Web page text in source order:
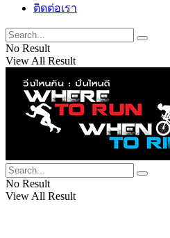
ติดต่อเรา
No Result
View All Result
No Result
View All Result